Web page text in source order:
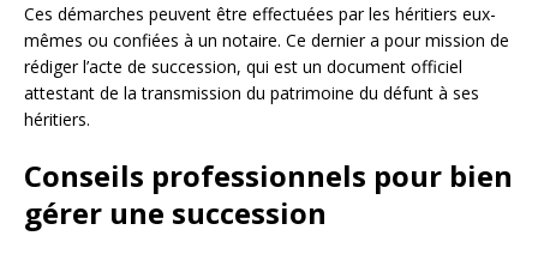
Ces démarches peuvent être effectuées par les héritiers eux-
mêmes ou confiées à un notaire. Ce dernier a pour mission de
rédiger l’acte de succession, qui est un document officiel
attestant de la transmission du patrimoine du défunt à ses
héritiers.
Conseils professionnels pour bien
gérer une succession